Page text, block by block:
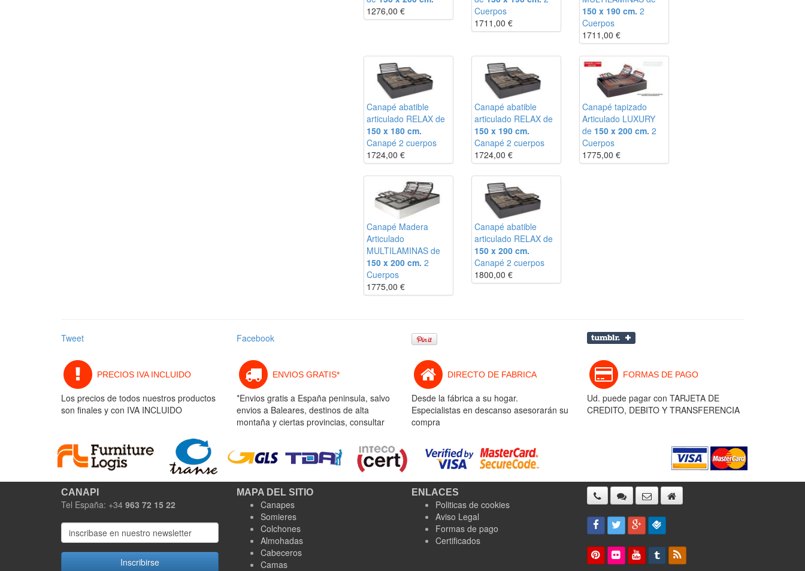
1276,00 €
Cuerpos
1711,00 €
150 x 190 cm. 2
Cuerpos
1711,00 €
Canapé abatible
articulado RELAX de
150 x 180 cm.
Canapé 2 cuerpos
1724,00 €
Canapé abatible
articulado RELAX de
150 x 190 cm.
Canapé 2 cuerpos
1724,00 €
Canapé tapizado
Articulado LUXURY
de 150 x 200 cm. 2
Cuerpos
1775,00 €
Canapé Madera
Articulado
MULTILAMINAS de
150 x 200 cm. 2
Cuerpos
1775,00 €
Canapé abatible
articulado RELAX de
150 x 200 cm.
Canapé 2 cuerpos
1800,00 €
Tweet Facebook
PRECIOS IVA INCLUIDO
Los precios de todos nuestros productos
son finales y con IVA INCLUIDO
ENVIOS GRATIS*
*Envios gratis a España peninsula, salvo
envios a Baleares, destinos de alta
montaña y ciertas provincias, consultar
DIRECTO DE FABRICA
Desde la fábrica a su hogar.
Especialistas en descanso asesorarán su
compra
FORMAS DE PAGO
Ud. puede pagar con TARJETA DE
CREDITO, DEBITO Y TRANSFERENCIA
CANAPI
Tel España: +34 963 72 15 22
Inscribirse
MAPA DEL SITIO
Canapes
Somieres
Colchones
Almohadas
Cabeceros
Camas
ENLACES
Politicas de cookies
Aviso Legal
Formas de pago
Certificados